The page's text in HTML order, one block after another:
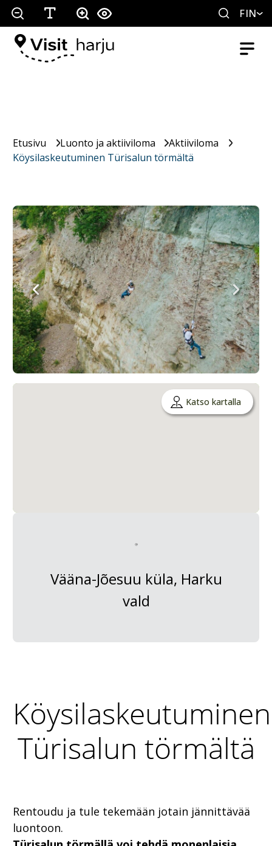
FIN
Etusivu Luonto ja aktiiviloma
Aktiiviloma
Köysilaskeutuminen Türisalun törmältä
Katso kartalla
Vääna-Jõesuu küla, Harku
vald
Köysilaskeutuminen
Türisalun törmältä
Rentoudu ja tule tekemään jotain jännittävää
luontoon.